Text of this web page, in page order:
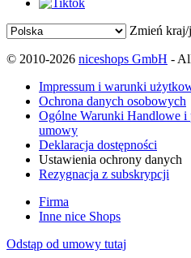
Zmień
© 2010-2026 niceshops GmbH -
Impressum i warunki
Ochrona danych osobowych
Ogólne Warunki Handlowe i
umowy
Deklaracja dostępności
Ustawienia ochrony danych
Rezygnacja z subskrypcji
Firma
Inne nice Shops
Odstąp od umowy tutaj